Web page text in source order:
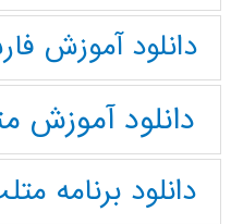
دانلود آموزش
دانلود آموزش
دانلود برنامه